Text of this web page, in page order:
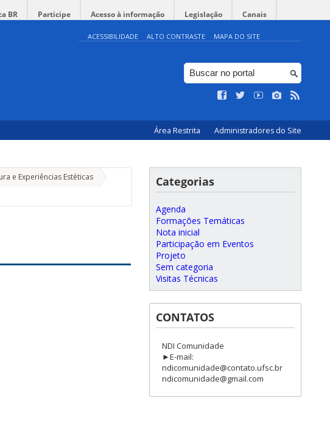
BR Participe Acesso à informação Legislação Canais
ACESSIBILIDADE ALTO CONTRASTE MAPA DO SITE
Área Restrita Administradores do Site
e Experiências Estéticas
Categorias
Agenda
Formações Temáticas
Nota inicial
Participação em Eventos
Projeto
Sem categoria
Visitas Técnicas
CONTATOS
NDI Comunidade
►E-mail:
ndicomunidade@contato.ufsc.br
ndicomunidade@gmail.com